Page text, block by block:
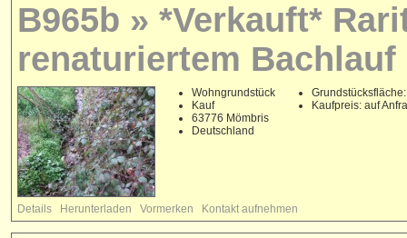
B965b » *Verkauft*
renaturiertem Bachlauf
Wohngrundstück
Kauf
63776 Mömbris
Deutschland
Kaufpreis: auf
Details Herunterladen Vormerken Kontakt aufnehmen